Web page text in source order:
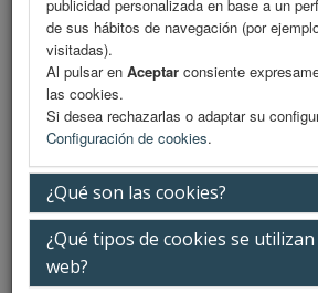
publicidad personalizada en base a un
de sus hábitos de navegación (por
visitadas).
Al pulsar en Aceptar consiente
las cookies.
Si desea rechazarlas o adaptar su
Configuración de cookies.
¿Qué son las cookies?
¿Qué tipos de cookies se
web?
Programa científico
Programa científico (PDF)
Cronograma Programa científico
Programa enfermería
Cronograma Programa enfermería
Normativa comunicaciones